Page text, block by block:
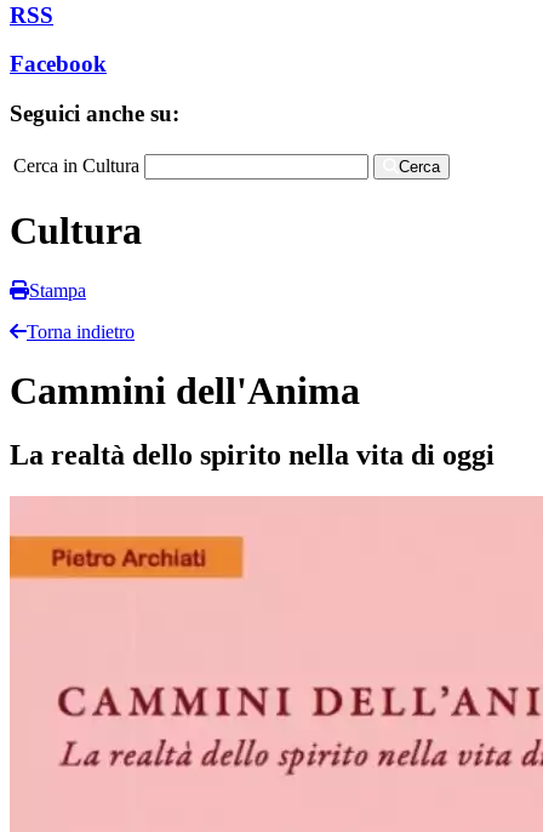
RSS
Facebook
Seguici anche su:
Cerca in Cultura Cerca
Cultura
Stampa
Torna indietro
Cammini dell'Anima
La realtà dello spirito nella vita di oggi